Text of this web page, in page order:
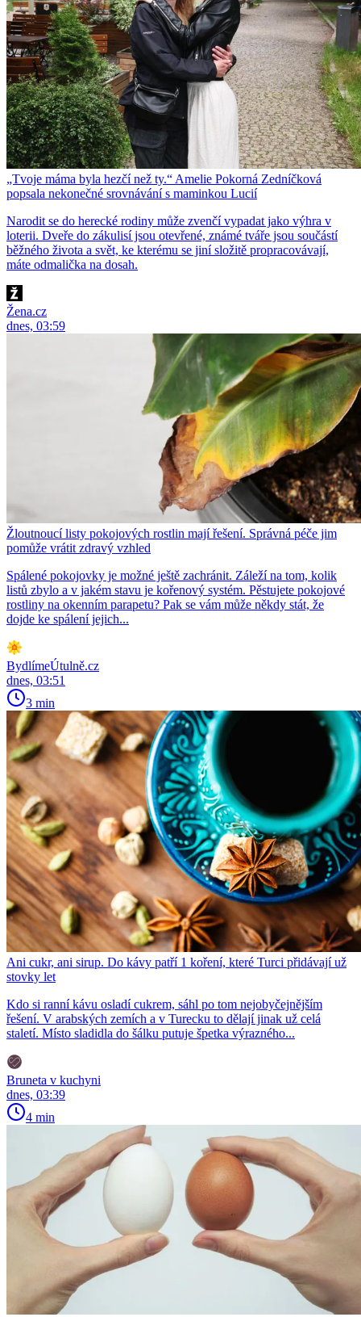
„Tvoje máma byla hezčí než ty.“ Amelie Pokorná Zedníčková
popsala nekonečné srovnávání s maminkou Lucií
Narodit se do herecké rodiny může zvenčí vypadat jako výhra v
loterii. Dveře do zákulisí jsou otevřené, známé tváře jsou součástí
běžného života a svět, ke kterému se jiní složitě propracovávají,
máte odmalička na dosah.
Žena.cz
dnes, 03:59
Žloutnoucí listy pokojových rostlin mají řešení. Správná péče jim
pomůže vrátit zdravý vzhled
Spálené pokojovky je možné ještě zachránit. Záleží na tom, kolik
listů zbylo a v jakém stavu je kořenový systém. Pěstujete pokojové
rostliny na okenním parapetu? Pak se vám může někdy stát, že
dojde ke spálení jejich...
BydlímeÚtulně.cz
dnes, 03:51
3 min
Ani cukr, ani sirup. Do kávy patří 1 koření, které Turci přidávají už
stovky let
Kdo si ranní kávu osladí cukrem, sáhl po tom nejobyčejnějším
řešení. V arabských zemích a v Turecku to dělají jinak už celá
staletí. Místo sladidla do šálku putuje špetka výrazného...
Bruneta v kuchyni
dnes, 03:39
4 min